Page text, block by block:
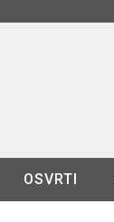
OSVRTI